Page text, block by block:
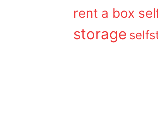
rent a box
storage